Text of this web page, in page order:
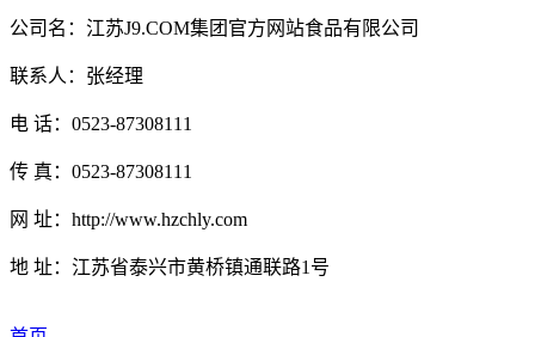
公司名：江苏J9.COM集团官方网站食品有限公司
联系人：张经理
电 话：0523-87308111
传 真：0523-87308111
网 址：http://www.hzchly.com
地 址：江苏省泰兴市黄桥镇通联路1号